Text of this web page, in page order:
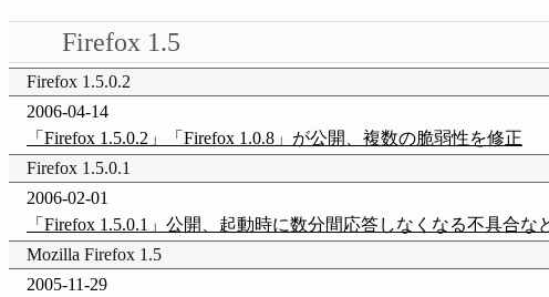
Firefox 1.5
Firefox 1.5.0.2
2006-04-14
「Firefox 1.5.0.2」「Firefox 1.0.8」が公開、複数の脆弱性を修正
Firefox 1.5.0.1
2006-02-01
「Firefox 1.5.0.1」公開、起動時に数分間応答しなくなる不具合な
Mozilla Firefox 1.5
2005-11-29